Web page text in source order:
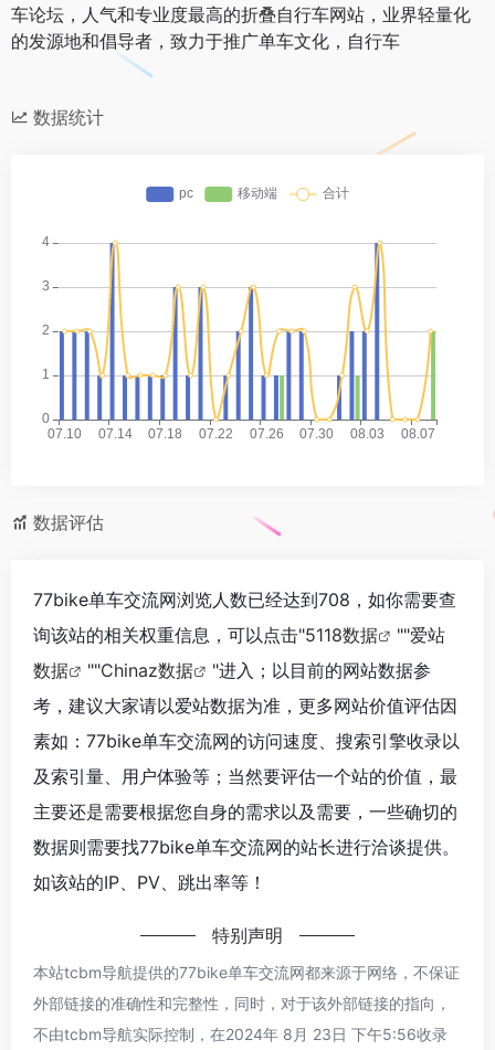
车论坛，人气和专业度最高的折叠自行车网站，业界轻量化
的发源地和倡导者，致力于推广单车文化，自行车
数据统计
数据评估
77bike单车交流网浏览人数已经达到708，如你需要查
询该站的相关权重信息，可以点击"5118数据 ""爱站
数据
""Chinaz数据
"进入；以目前的网站数据参
考，建议大家请以爱站数据为准，更多网站价值评估因
素如：77bike单车交流网的访问速度、搜索引擎收录以
及索引量、用户体验等；当然要评估一个站的价值，最
主要还是需要根据您自身的需求以及需要，一些确切的
数据则需要找77bike单车交流网的站长进行洽谈提供。
如该站的IP、PV、跳出率等！
特别声明
本站tcbm导航提供的77bike单车交流网都来源于网络，不保证
外部链接的准确性和完整性，同时，对于该外部链接的指向，
不由tcbm导航实际控制，在2024年 8月 23日 下午5:56收录